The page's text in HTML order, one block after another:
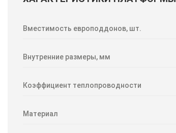
Вместимость европоддонов, шт.
Внутренние размеры, мм
Коэффициент теплопроводности
Материал